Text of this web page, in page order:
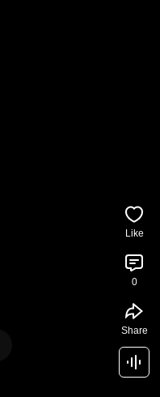
Like
0
Share